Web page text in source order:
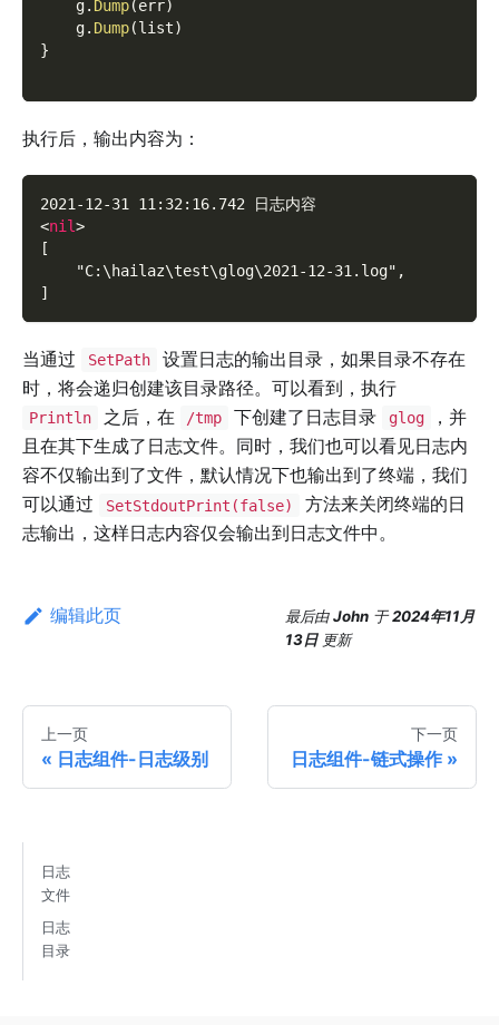
    g
. Dump(err)
    g
. Dump(list)
}
执行后，输出内容为：
2021-12-31 11:32:16.742 日志内容
<nil>
[
    "C:\hailaz\test\glog\2021-12-31.log",
]
当通过 SetPath
设置日志的输出目录，如果目录不存在
时，将会递归创建该目录路径。可以看到，执行
Println 之后，在 /tmp 下创建了日志目录 glog
，并
且在其下生成了日志文件。同时，我们也可以看见日志内
容不仅输出到了文件，默认情况下也输出到了终端，我们
可以通过
SetStdoutPrint(false)
方法来关闭终端的日
志输出，这样日志内容仅会输出到日志文件中。
编辑此页 最后由John 于2024年11月
13日 更新
上一页
日志组件-日志级别
下一页
日志组件-链式操作
日志
文件
日志
目录